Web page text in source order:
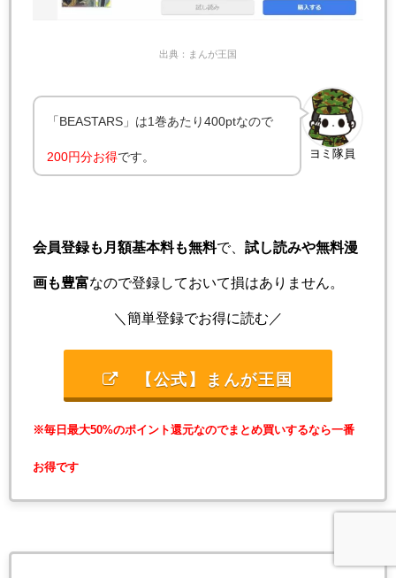
出典：まんが王国
ヨミ隊員
「BEASTARS」は1巻あたり400ptなので
200円分お得です。
会員登録も月額基本料も無料で、 試し読みや無料漫
画も豊富なので登録しておいて損はありません。
＼簡単登録でお得に読む／
【公式】まんが王国
※毎日最大50%のポイント還元なのでまとめ買いするなら一番
お得です